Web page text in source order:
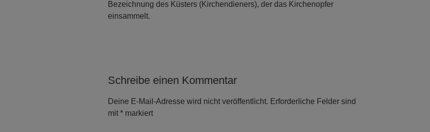
Bezeichnung des Küsters (Kirchendieners), der das Kirchenopfer
einsammelt.
Schreibe einen Kommentar
Deine E-Mail-Adresse wird nicht veröffentlicht. Erforderliche Felder sind
mit * markiert